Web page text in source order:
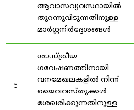
ആവാസവ്യവസ്ഥായിൽ
തുറന്നുവിടുന്നതിനുള്ള
മാർഗ്ഗനിർദ്ദേശങ്ങൾ
5
ശാസ്ത്രീയ
ഗവേഷണത്തിനായി
വനമേഖലകളിൽ നിന്ന്
ജൈവവസ്തുക്കൾ
ശേഖരിക്കുന്നതിനുള്ള